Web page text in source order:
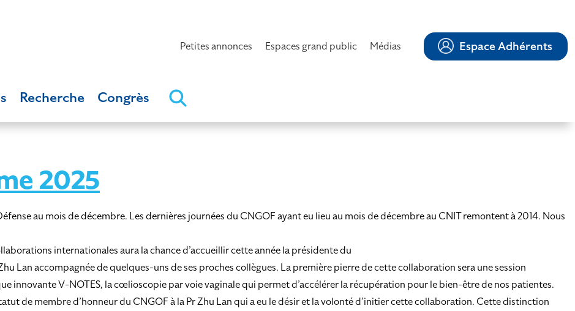
Petites annonces Espaces grand public Médias Espace Adhérents
Recherche Congrès
2025
au mois de décembre. Les dernières journées du CNGOF ayant eu lieu au mois de décembre au CNIT remontent à 2014. Nous
internationales aura la chance d’accueillir cette année la présidente du
Lan accompagnée de quelques-uns de ses proches collègues. La première pierre de cette collaboration sera une session
innovante V-NOTES, la cœlioscopie par voie vaginale qui permet d’accélérer la récupération pour le bien-être de nos patientes.
de membre d’honneur du CNGOF à la Pr Zhu Lan qui a eu le désir et la volonté d’initier cette collaboration. Cette distinction